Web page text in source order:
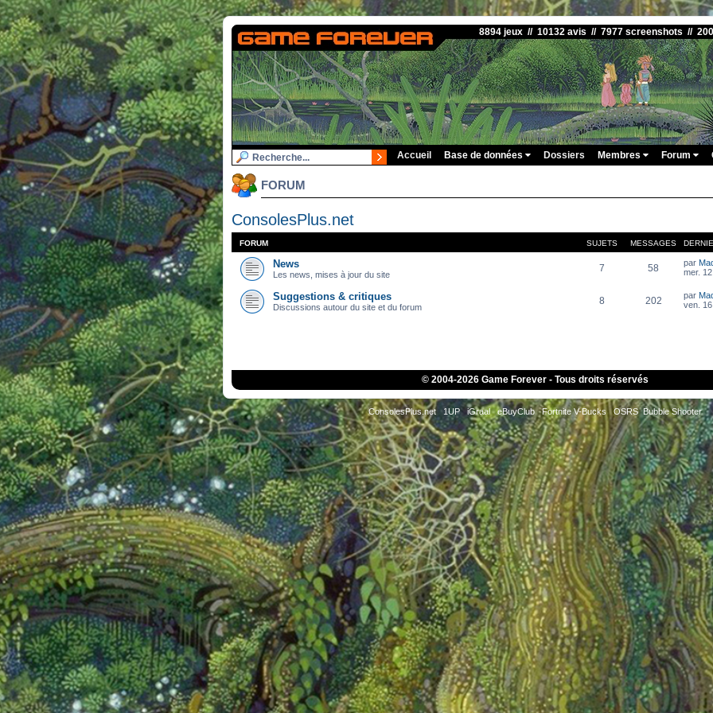
8894 jeux // 10132 avis // 7977 screenshots //
Accueil Base de données Dossiers Membres Forum
FORUM
ConsolesPlus.net
FORUM SUJETS MESSAGES
News
Les news, mises à jour du site
7 58 par
mer.
Suggestions & critiques
Discussions autour du site et du forum
8 202 par
ven.
© 2004-2026 Game Forever - Tous droits réservés
ConsolesPlus.net 1UP iGraal eBuyClub Fortnite V-Bucks OSRS Bubble Shooter